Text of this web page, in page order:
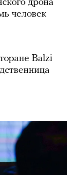
дрона
человек
Balzi